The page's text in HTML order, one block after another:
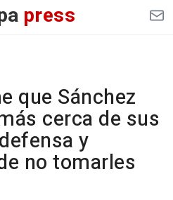
press
que Sánchez
cerca de sus
y
no tomarles